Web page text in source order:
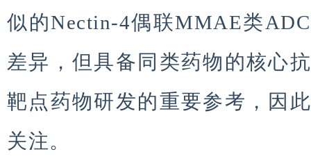
似的Nectin-4偶联MMAE类
差异，但具备同类药物的核心
靶点药物研发的重要参考，因
关注。